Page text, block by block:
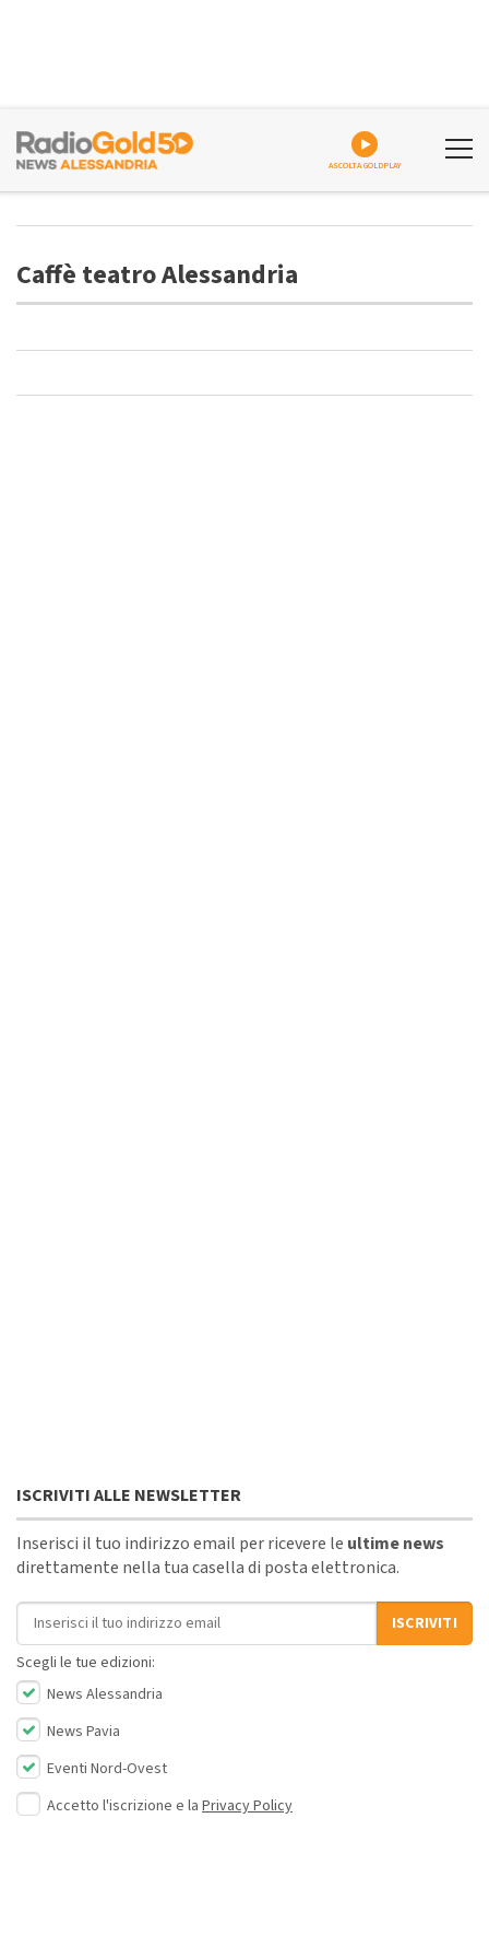
ASCOLTA GOLDPLAY
Caffè teatro Alessandria
ISCRIVITI ALLE NEWSLETTER
Inserisci il tuo indirizzo email per ricevere le ultime news
direttamente nella tua casella di posta elettronica.
Indirizzo email
ISCRIVITI
Scegli le tue edizioni:
News Alessandria
News Pavia
Eventi Nord-Ovest
Accetto l'iscrizione e la Privacy Policy